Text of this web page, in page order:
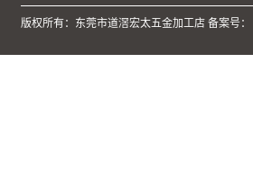
版权所有：东莞市道滘宏太五金加工店 备案号：